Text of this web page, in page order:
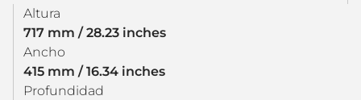
Altura
717 mm / 28.23 inches
Ancho
415 mm / 16.34 inches
Profundidad